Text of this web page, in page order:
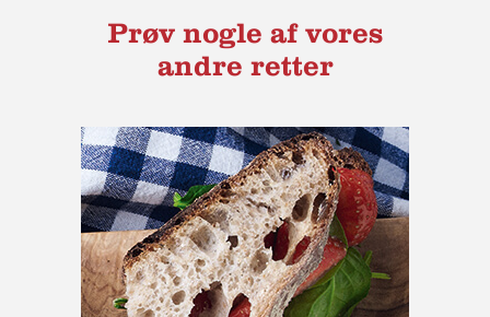
Prøv nogle af vores
andre retter